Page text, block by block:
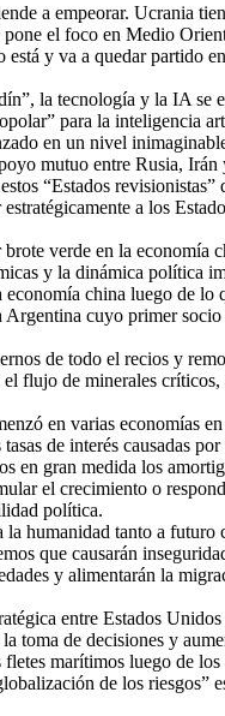
a empeorar. Ucrania
el foco en Medio
y va a quedar partido
la tecnología y la IA se
para la inteligencia
en un nivel
mutuo entre Rusia,
“Estados revisionistas”
a los
verde en la economía
y la dinámica política
china luego de lo
Argentina cuyo primer
de todo el recios y
flujo de minerales críticos,
en varias economías
de interés causadas
en gran medida los
el crecimiento o
política.
la humanidad tanto a futuro
que causarán
y alimentarán la
entre Estados
toma de decisiones y
marítimos luego de los
de los riesgos”